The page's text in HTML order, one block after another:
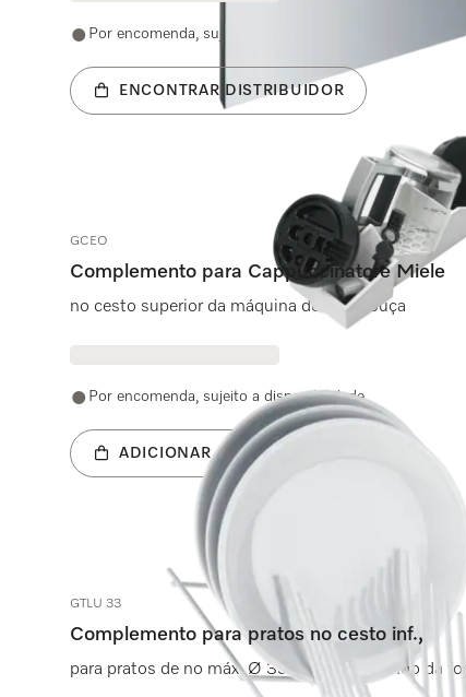
Por encomenda, sujeito a disponibilidade
ENCONTRAR DISTRIBUIDOR
GCEO
Complemento para Cappuccinatore Miele
no cesto superior da máquina de lavar louça
Por encomenda, sujeito a disponibilidade
ADICIONAR AO CARRINHO
GTLU 33
Complemento para pratos no cesto inf.,
para pratos de no máx. Ø 33 cm, dependendo da